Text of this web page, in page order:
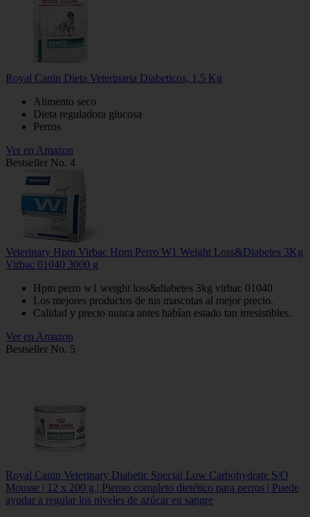
Royal Canin Dieta Veterinaria Diabeticos, 1.5 Kg
Alimento seco
Dieta reguladora glucosa
Perros
Ver en Amazon
Bestseller No. 4
Veterinary Hpm Virbac Hpm Perro W1 Weight Loss&Diabetes 3Kg
Virbac 01040 3000 g
Hpm perro w1 weight loss&diabetes 3kg virbac 01040
Los mejores productos de tus mascotas al mejor precio.
Calidad y precio nunca antes habían estado tan irresistibles.
Ver en Amazon
Bestseller No. 5
Royal Canin Veterinary Diabetic Special Low Carbohydrate S/O
Mousse | 12 x 200 g | Pienso completo dietético para perros | Puede
ayudar a regular los niveles de azúcar en sangre